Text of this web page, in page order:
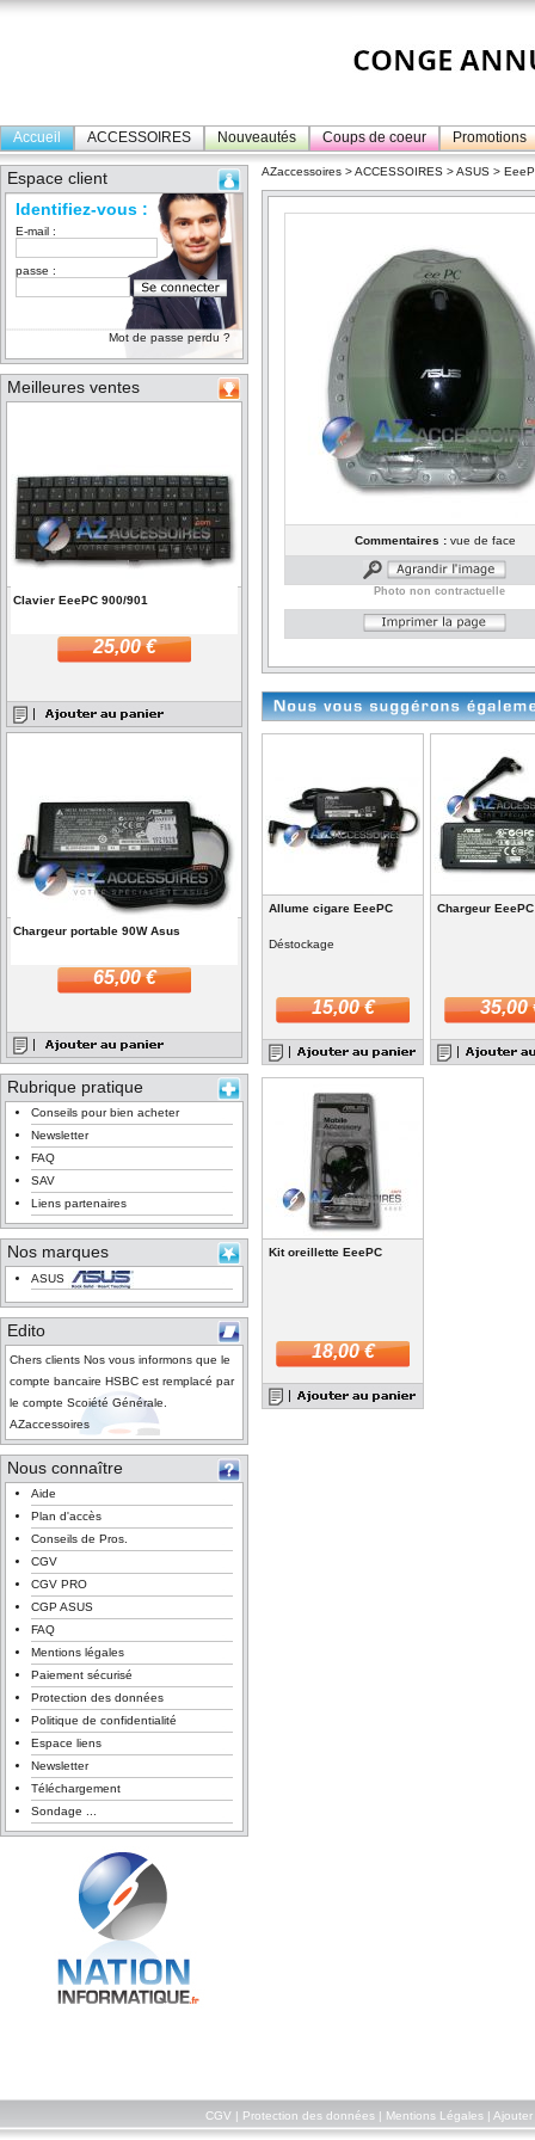
Accueil ACCESSOIRES Nouveautés Coups de coeur Promotions
Espace client
Identifiez-vous :
E-mail :
passe :
Mot de passe perdu ?
Meilleures ventes
Clavier EeePC 900/901
25,00 €
Chargeur portable 90W Asus
65,00 €
Rubrique pratique
Conseils pour bien acheter
Newsletter
FAQ
SAV
Liens partenaires
Nos marques
ASUS
Edito
Chers clients Nos vous informons que le
compte bancaire HSBC est remplacé par
le compte Scoiété Générale.
AZaccessoires
Nous connaître
Aide
Plan d'accès
Conseils de Pros.
CGV
CGV PRO
CGP ASUS
FAQ
Mentions légales
Paiement sécurisé
Protection des données
Politique de confidentialité
Espace liens
Newsletter
Téléchargement
Sondage ...
AZaccessoires >ACCESSOIRES >ASUS >
Commentaires :vue de face
Photo non contractuelle
Allume cigare EeePC
Déstockage
15,00 €
Chargeur EeePC
35,00
Kit oreillette EeePC
18,00 €
CGV Protection des données| Mentions Légales| Ajouter